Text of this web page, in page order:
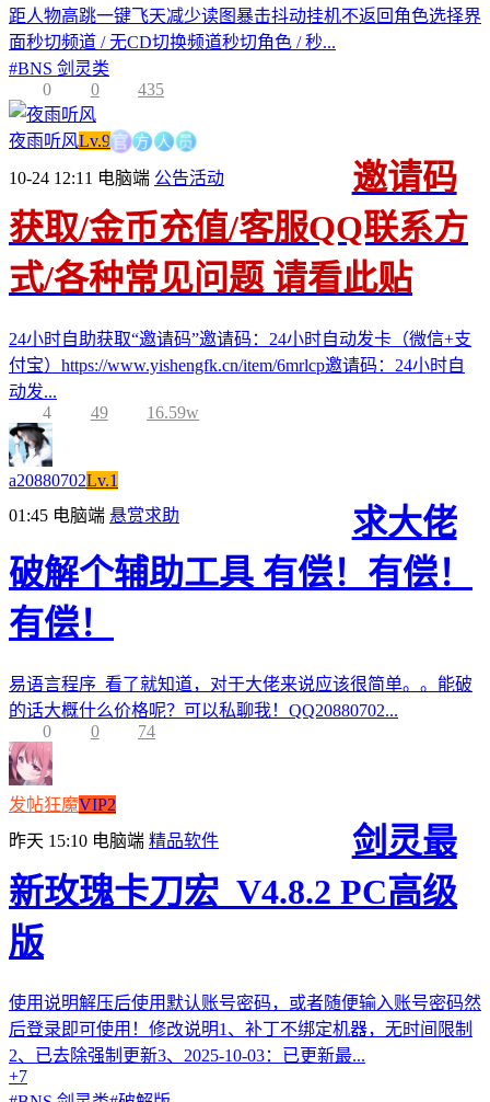
距人物高跳一键飞天减少读图暴击抖动挂机不返回角色选择界
面秒切频道 / 无CD切换频道秒切角色 / 秒...
#BNS 剑灵类
0
0 435
夜雨听风Lv.9官方人 员
10-24 12:11 电脑端 公告活动
邀请码
获取/金币充值/客服QQ联系方
式/各种常见问题 请看此贴
24小时自助获取“邀请码”邀请码：24小时自动发卡（微信+支
付宝）https://www.yishengfk.cn/item/6mrlcp邀请码：24小时自
动发...
4
49 16.59w
a20880702Lv.1
01:45 电脑端 悬赏求助
求大佬
破解个辅助工具 有偿！有偿！
有偿！
易语言程序 看了就知道，对于大佬来说应该很简单。。能破
的话大概什么价格呢？可以私聊我！QQ20880702...
0
0 74
发帖狂魔VIP2
昨天 15:10 电脑端 精品软件
剑灵最
新玫瑰卡刀宏_V4.8.2 PC高级
版
使用说明解压后使用默认账号密码，或者随便输入账号密码然
后登录即可使用！修改说明1、补丁不绑定机器，无时间限制
2、已去除强制更新3、2025-10-03：已更新最...
+7